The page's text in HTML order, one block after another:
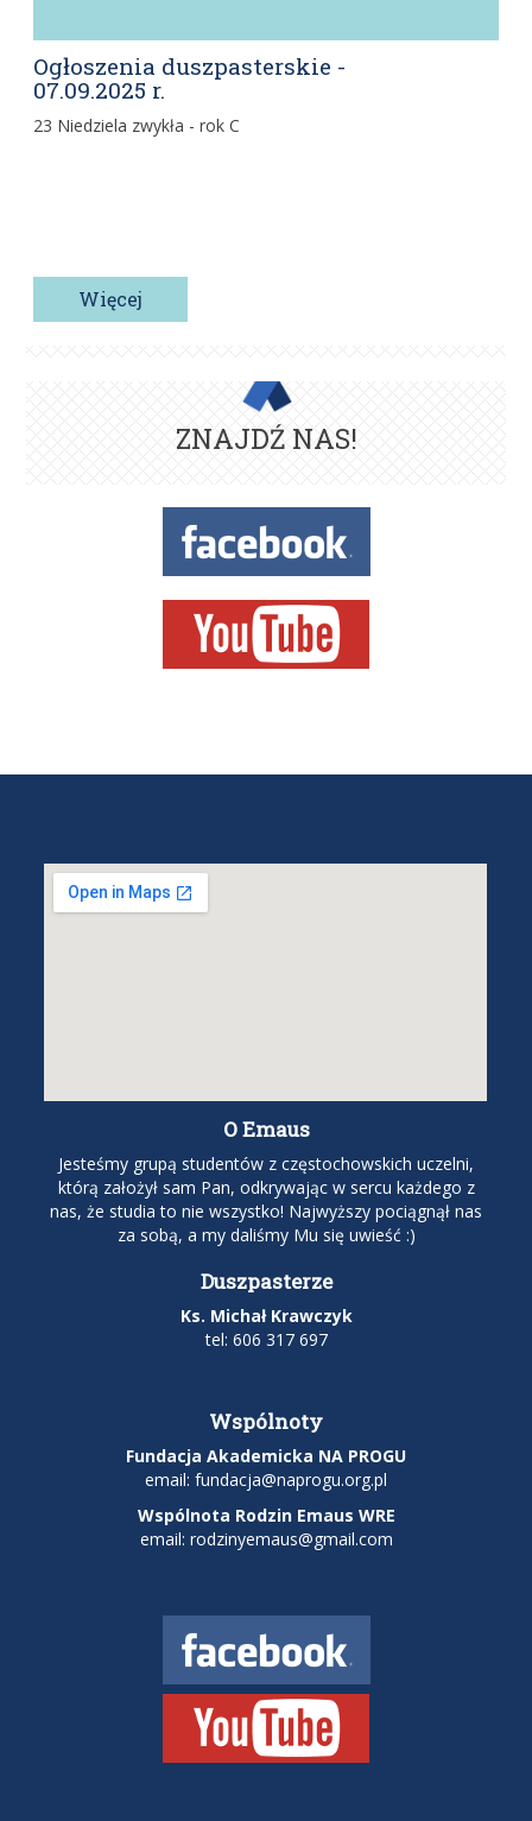
Ogłoszenia duszpasterskie -
07.09.2025 r.
23 Niedziela zwykła - rok C
Więcej
ZNAJDŹ NAS!
O Emaus
Jesteśmy grupą studentów z częstochowskich uczelni,
którą założył sam Pan, odkrywając w sercu każdego z
nas, że studia to nie wszystko! Najwyższy pociągnął nas
za sobą, a my daliśmy Mu się uwieść :)
Duszpasterze
Ks. Michał Krawczyk
tel: 606 317 697
Wspólnoty
Fundacja Akademicka NA PROGU
email: fundacja@naprogu.org.pl
Wspólnota Rodzin Emaus WRE
email: rodzinyemaus@gmail.com